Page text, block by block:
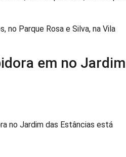
no Parque Rosa e Silva, na Vila
em no Jardim
no Jardim das Estâncias está